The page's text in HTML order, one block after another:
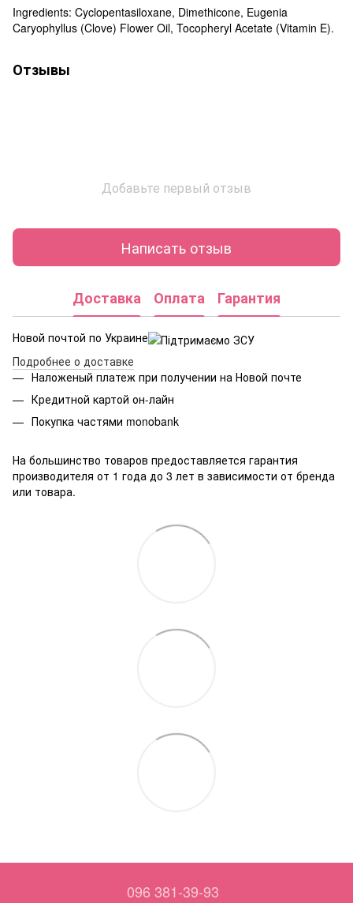
Ingredients: Cyclopentasiloxane, Dimethicone, Eugenia
Caryophyllus (Clove) Flower Oil, Tocopheryl Acetate (Vitamin E).
Отзывы
Добавьте первый отзыв
Написать отзыв
Доставка Оплата Гарантия
Новой почтой по Украине
Подробнее о доставке
Наложеный платеж при получении на Новой почте
Кредитной картой он-лайн
Покупка частями monobank
На большинство товаров предоставляется гарантия
производителя от 1 года до 3 лет в зависимости от бренда
или товара.
096 381-39-93